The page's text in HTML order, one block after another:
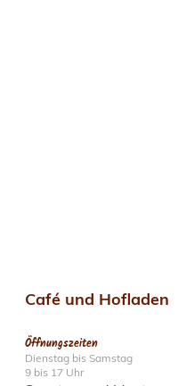
Café und Hofladen
Öffnungszeiten
Dienstag bis Samstag
9 bis 17 Uhr